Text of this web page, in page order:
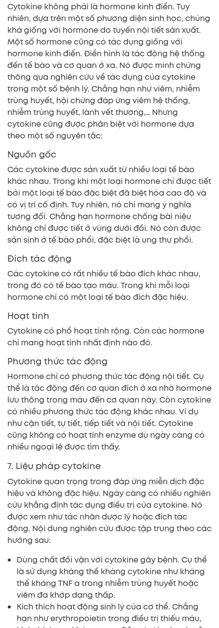
Cytokine không phải là hormone kinh điển. Tuy
nhiên, dựa trên một số phương diện sinh học, chúng
khá giống với hormone do tuyến nội tiết sản xuất.
Một số hormone cũng có tác dụng giống với
hormone kinh điển. Điển hình là tác động hệ thống
đến tế bào và cơ quan ở xa. Nó được minh chứng
thông qua nghiên cứu về tác dụng của cytokine
trong một số bệnh lý. Chẳng hạn như viêm, nhiễm
trùng huyết, hội chứng đáp ứng viêm hệ thống,
nhiễm trùng huyết, lành vết thương,… Nhưng
cytokine cũng được phân biệt với hormone dựa
theo một số nguyên tắc:
Nguồn gốc
Các cytokine được sản xuất từ nhiều loại tế bào
khác nhau. Trong khi một loại hormone chỉ được tiết
bởi một loại tế bào đặc biệt đã biệt hóa cao độ và
có vị trí cố định. Tuy nhiên, nó chỉ mang ý nghĩa
tương đối. Chẳng hạn hormone chống bài niệu
không chỉ được tiết ở vùng dưới đồi. Nó còn được
sản sinh ở tế bào phổi, đặc biệt là ung thư phổi.
Đích tác động
Các cytokine có rất nhiều tế bào đích khác nhau,
trong đó có tế bào tạo máu. Trong khi mỗi loại
hormone chỉ có một loại tế bào đích đặc hiệu.
Hoạt tính
Cytokine có phổ hoạt tính rộng. Còn các hormone
chỉ mang hoạt tính nhất định nào đó.
Phương thức tác động
Hormone chỉ có phương thức tác động nội tiết. Cụ
thể là tác động đến cơ quan đích ở xa nhờ hormone
lưu thông trong máu đến cơ quan này. Còn cytokine
có nhiều phương thức tác động khác nhau. Ví dụ
như cận tiết, tự tiết, tiếp tiết và nội tiết. Cytokine
cũng không có hoạt tính enzyme dù ngày càng có
nhiều ngoại lệ được tìm thấy.
7. Liệu pháp cytokine
Cytokine quan trọng trong đáp ứng miễn dịch đặc
hiệu và không đặc hiệu. Ngày càng có nhiều nghiên
cứu khẳng định tác dụng điều trị của cytokine. Nó
được xem như tác nhân dược lý hoặc đích tác
động. Nội dung nghiên cứu được tập trung theo các
hướng sau:
Dùng chất đối vận với cytokine gây bệnh. Cụ thể
là sử dụng kháng thể kháng cytokine như kháng
thể kháng TNF α trong nhiễm trùng huyết hoặc
viêm đa khớp dạng thấp.
Kích thích hoạt động sinh lý của cơ thể. Chẳng
hạn như erythropoietin trong điều trị thiếu máu,